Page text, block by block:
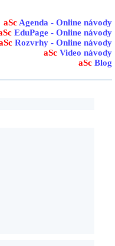
aSc Agenda - Online návody
EduPage - Online návody
Rozvrhy - Online návody
aSc Video návody
aSc Blog